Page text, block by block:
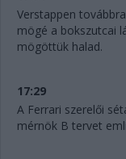
Verstappen
mögé a bokszutcai
mögöttük halad.
17:29
A Ferrari szerelői
mérnök B tervet